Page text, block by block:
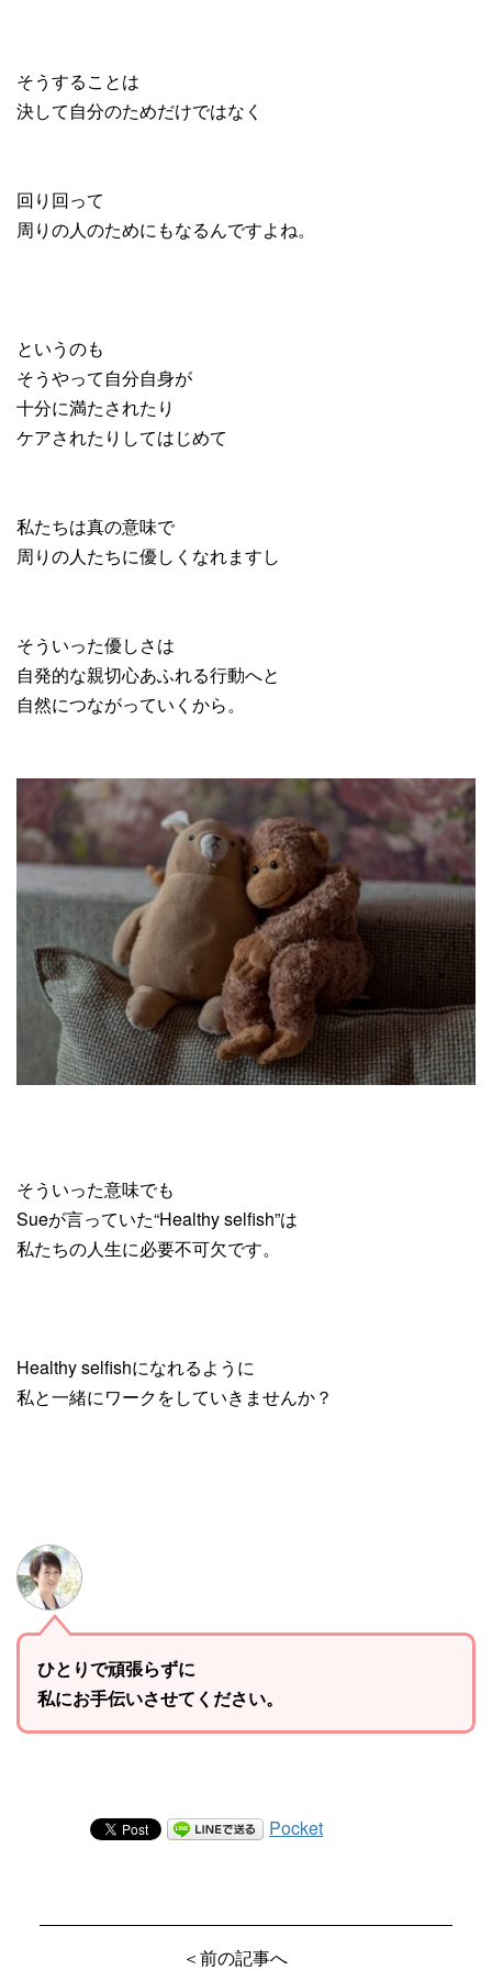
そうすることは
決して自分のためだけではなく
回り回って
周りの人のためにもなるんですよね。
というのも
そうやって自分自身が
十分に満たされたり
ケアされたりしてはじめて
私たちは真の意味で
周りの人たちに優しくなれますし
そういった優しさは
自発的な親切心あふれる行動へと
自然につながっていくから。
そういった意味でも
Sueが言っていた“Healthy selfish”は
私たちの人生に必要不可欠です。
Healthy selfishになれるように
私と一緒にワークをしていきませんか？
ひとりで頑張らずに
私にお手伝いさせてください。
Pocket
＜前の記事へ